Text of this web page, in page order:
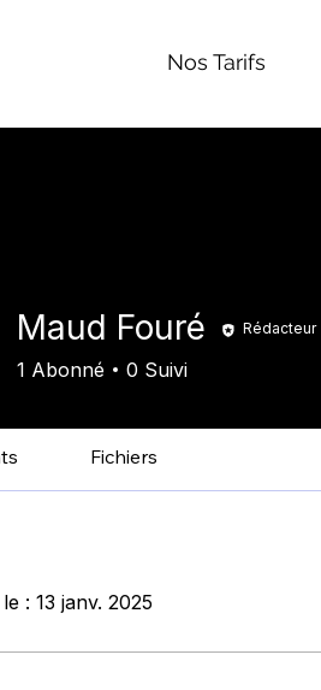
Nos Tarifs
Maud Fouré Rédacteur
1 Abonné 0 Suivi
Fichiers
: 13 janv. 2025